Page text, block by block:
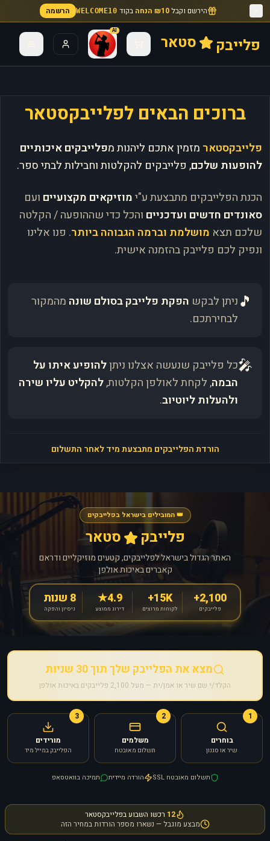
הירשם וקבל₪10 הנחה בקוד WELCOME10 הרשמה
פלייבק סטאר
AI
ברוכים הבאים לפלייבקסטאר
פלייבקסטאר מזמין אתכם ליהנות מפלייבקים איכותיים
להופעות שלכם, פלייבקים להקלטות וחבילות לבתי ספר.
הכנת הפלייבקים מתבצעת ע"ימוזיקאים מקצועיים ועם
סאונדים חדשים ועדכניים והכל כדי שההופעה / הקלטה
שלכם תצא מושלמת וברמה הגבוהה ביותר. פנו אלינו
ונפיק לכם פלייבק בהזמנה אישית.
🎵ניתן לבקש הפקת פלייבק בסולם שונה מהמקור
לבחירתכם.
🎤כל פלייבק שנעשה אצלנו ניתןלהופיע איתו על
הבמה, לקחת לאולפן הקלטות,להקליט עליו שירה
ולהעלות ליוטיוב.
הורדת הפלייבקים מתבצעת מיד לאחר התשלום
👑 המובילים בישראל בפלייבקים
פלייבק סטאר
האתר הגדול בישראל לפלייבקים, קטעים מוזיקליים ודראם
קאברים באיכות אולפן
2,100+
פלייבקים
15K+
לקוחות מרוצים
4.9★
דירוג ממוצע
8 שנות
ניסיון והפקה
מצא את הפלייבק שלך תוך 30 שניות
הקלד/י שם שיר או אמן/ית — מעל 2,100 פלייבקים באיכות אולפן
1
בוחרים
שיר או סגנון
2
משלמים
תשלום מאובטח
3
מורידים
הפלייבק במייל מיד
תשלום מאובטח SSL הורדה מיידית תמיכה בוואטסאפ
12 רכשו השבוע בפלייבקסטאר
מבצע מוגבל — נשארו מספר הורדות במחיר הזה